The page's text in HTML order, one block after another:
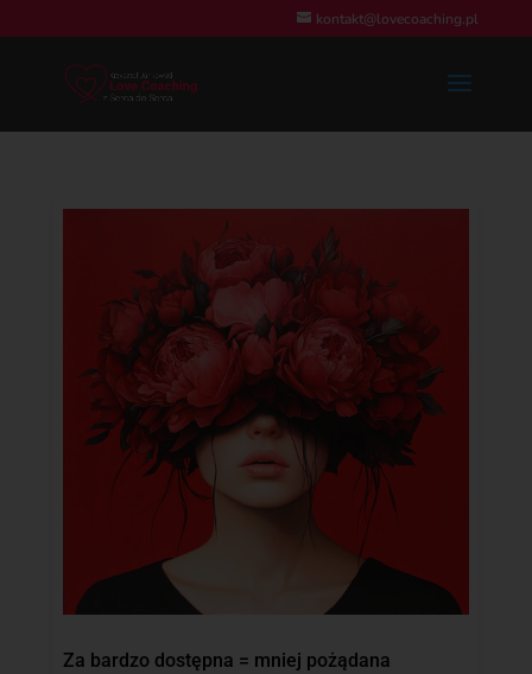
kontakt@lovecoaching.pl
Za bardzo dostępna = mniej pożądana